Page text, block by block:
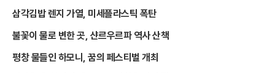
삼각김밥 렌지 가열, 미세플라스틱 폭탄
불꽃이 물로 변한 곳, 샨르우르파 역사 산책
평창 물들인 하모니, 꿈의 페스티벌 개최